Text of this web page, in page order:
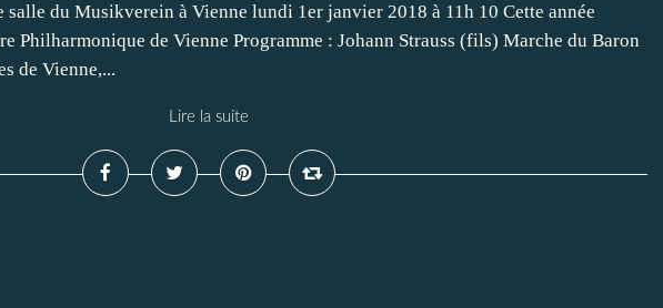
du Musikverein à Vienne lundi 1er janvier 2018 à 11h 10 Cette année
Philharmonique de Vienne Programme : Johann Strauss (fils) Marche du Baron
de Vienne,...
Lire la suite